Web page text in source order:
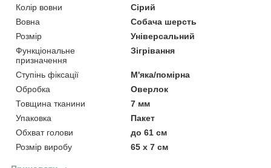
Колір вовни
Сірий
Вовна
Собача шерсть
Розмір
Універсальний
Функціональне
призначення
Зігрівання
Ступінь фіксації
М'яка/помірна
Обробка
Оверлок
Товщина тканини
7 мм
Упаковка
Пакет
Обхват голови
до 61 см
Розмір виробу
65 х 7 см